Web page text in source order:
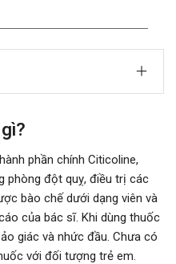
phần chính Citicoline,
phòng đột quỵ, điều trị các
bào chế dưới dạng viên và
của bác sĩ. Khi dùng thuốc
giác và nhức đầu. Chưa có
với đối tượng trẻ em.